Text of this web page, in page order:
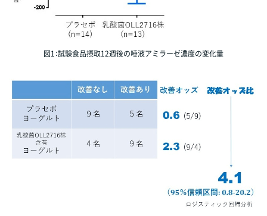
図1：試験食品摂取12週後の唾液アミラーゼ濃度の変化量